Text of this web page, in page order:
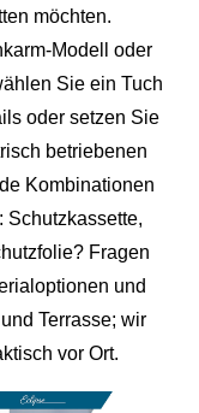
möchten.
oder
Sie ein Tuch
oder setzen Sie
betriebenen
Kombinationen
Schutzkassette,
Fragen
und
Terrasse; wir
vor Ort.